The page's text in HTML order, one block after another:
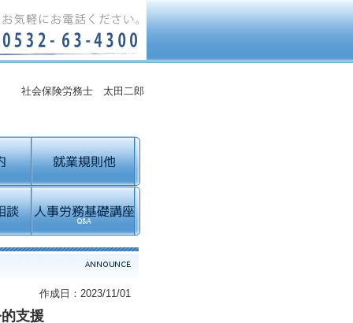
社会保険労務士 太田二郎
作成日：2023/11/01
支援